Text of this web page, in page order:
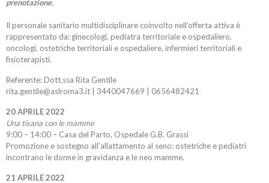
prenotazione.
Il personale sanitario multidisciplinare coinvolto nell’offerta attiva è
rappresentato da: ginecologi, pediatra territoriale e ospedaliero,
oncologi, ostetriche territoriali e ospedaliere, infermieri territoriali e
fisioterapisti.
Referente: Dott.ssa Rita Gentile
rita.gentile@aslroma3.it | 3440047669 | 0656482421
20 APRILE 2022
Una tisana con le mamme
9:00 – 14:00 – Casa del Parto, Ospedale G.B. Grassi
Promozione e sostegno all’allattamento al seno: ostetriche e pediatri
incontrano le donne in gravidanza e le neo mamme.
21 APRILE 2022